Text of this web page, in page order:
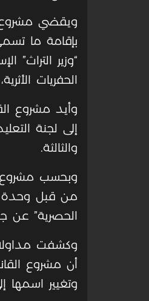
ويقضي مشروع
بإقامة ما
“وزير التراث”
الحفريات
إلى لجنة
والثالثة.
وبحسب مشروع
من قبل وحدة
الحصرية” عن
وكشفت
أن مشروع
وتغيير اسمها